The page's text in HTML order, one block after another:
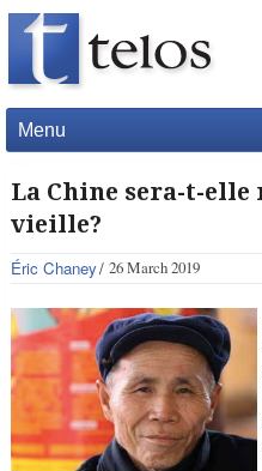
Menu
La Chine sera-t-elle
vieille?
Éric Chaney 26 March 2019